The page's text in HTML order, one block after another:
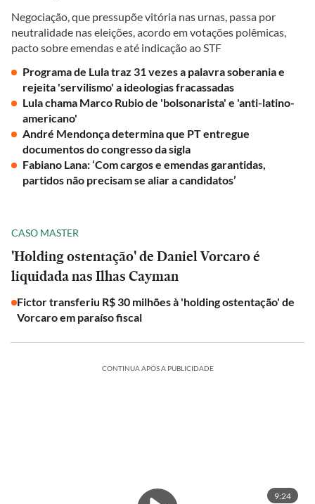
Negociação, que pressupõe vitória nas urnas, passa por
neutralidade nas eleições, acordo em votações polêmicas,
pacto sobre emendas e até indicação ao STF
Programa de Lula traz 31 vezes a palavra soberania e
rejeita 'servilismo' a ideologias fracassadas
Lula chama Marco Rubio de 'bolsonarista' e 'anti-latino-
americano'
André Mendonça determina que PT entregue
documentos do congresso da sigla
Fabiano Lana: ‘Com cargos e emendas garantidas,
partidos não precisam se aliar a candidatos’
CASO MASTER
'Holding ostentação' de Daniel Vorcaro é
liquidada nas Ilhas Cayman
Fictor transferiu R$ 30 milhões à 'holding ostentação' de
Vorcaro em paraíso fiscal
CONTINUA APÓS A PUBLICIDADE
9:24